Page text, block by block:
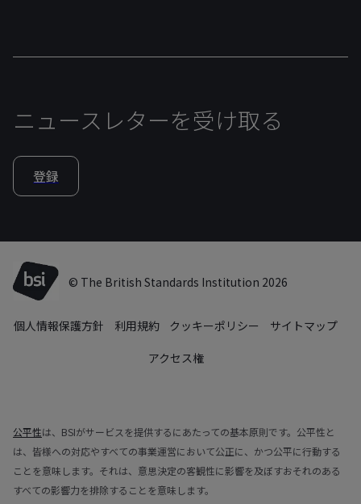
ニュースレターを受け取る
登録
© The British Standards Institution 2026
個人情報保護方針 利用規約 クッキーポリシー
サイトマップ
アクセス権
公平性は、BSIがサービスを提供するにあたっての基本原則です。公平性と
は、皆様への対応やすべての事業運営において公正に、かつ公平に行動する
ことを意味します。それは、意思決定の客観性に影響を及ぼすおそれのある
すべての影響力を排除することを意味します。